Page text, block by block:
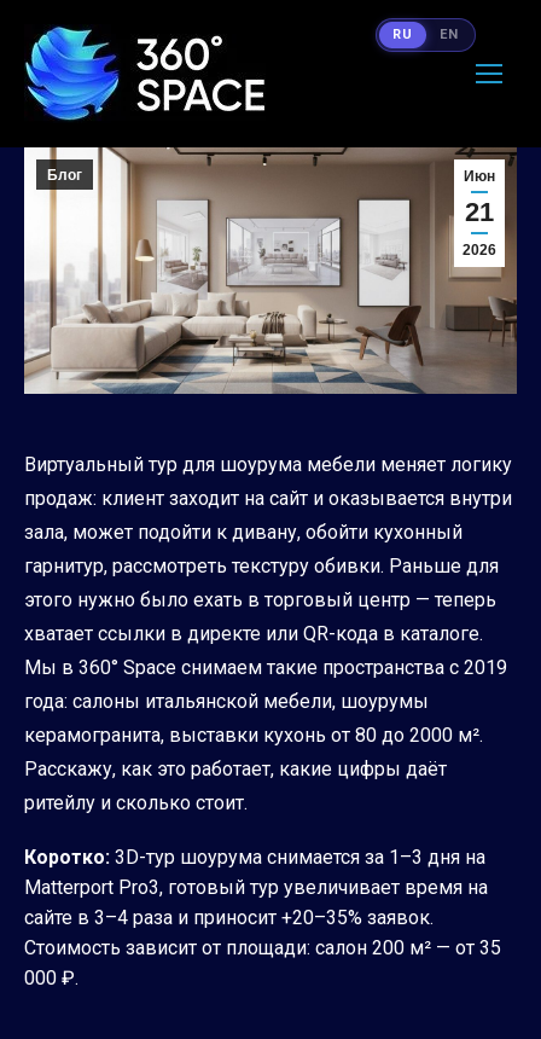
Июн
21
2026
Блог
Виртуальный тур для шоурума мебели меняет логику
продаж: клиент заходит на сайт и оказывается внутри
зала, может подойти к дивану, обойти кухонный
гарнитур, рассмотреть текстуру обивки. Раньше для
этого нужно было ехать в торговый центр — теперь
хватает ссылки в директе или QR-кода в каталоге.
Мы в 360° Space снимаем такие пространства с 2019
года: салоны итальянской мебели, шоурумы
керамогранита, выставки кухонь от 80 до 2000 м².
Расскажу, как это работает, какие цифры даёт
ритейлу и сколько стоит.
Коротко: 3D-тур шоурума снимается за 1–3 дня на
Matterport Pro3, готовый тур увеличивает время на
сайте в 3–4 раза и приносит +20–35% заявок.
Стоимость зависит от площади: салон 200 м² — от 35
000 ₽.
RU EN